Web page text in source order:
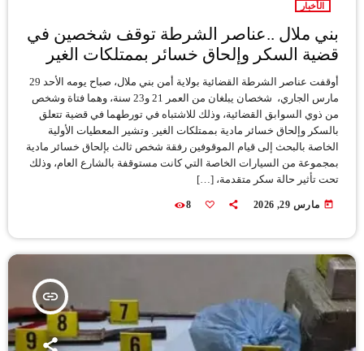
الأخبار
بني ملال ..عناصر الشرطة توقف شخصين في
قضية السكر وإلحاق خسائر بممتلكات الغير
أوقفت عناصر الشرطة القضائية بولاية أمن بني ملال، صباح يومه الأحد 29
مارس الجاري، شخصان يبلغان من العمر 21 و23 سنة، وهما فتاة وشخص
من ذوي السوابق القضائية، وذلك للاشتباه في تورطهما في قضية تتعلق
بالسكر وإلحاق خسائر مادية بممتلكات الغير. وتشير المعطيات الأولية
الخاصة بالبحث إلى قيام الموقوفين رفقة شخص ثالث بإلحاق خسائر مادية
بمجموعة من السيارات الخاصة التي كانت مستوقفة بالشارع العام، وذلك
تحت تأثير حالة سكر متقدمة، […]
today مارس 29, 2026 8
insert_link